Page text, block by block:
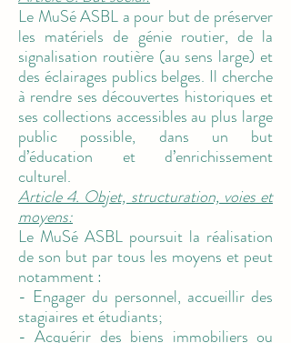
Le MuSé ASBL a pour but de préserver
les matériels de génie routier, de la
signalisation routière (au sens large) et
des éclairages publics belges. Il cherche
à rendre ses découvertes historiques et
ses collections accessibles au plus large
public possible, dans un but
d’éducation et d’enrichissement
culturel.
Article 4. Objet, structuration, voies et
moyens:
Le MuSé ASBL poursuit la réalisation
de son but par tous les moyens et peut
notamment :
- Engager du personnel, accueillir des
stagiaires et étudiants;
- Acquérir des biens immobiliers ou